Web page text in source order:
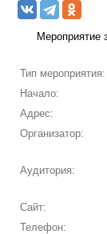
Мероприятие
Тип мероприятия:
Начало:
Адрес:
Организатор:
Аудитория:
Сайт:
Телефон: